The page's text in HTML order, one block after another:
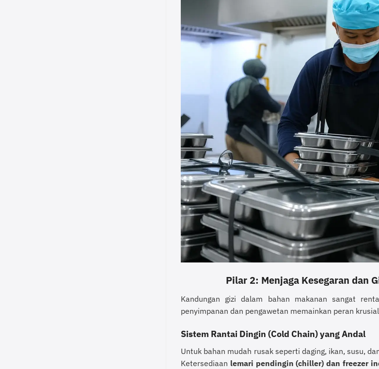
Pilar 2: Menjaga Kesegaran dan
Kandungan gizi dalam bahan makanan sangat
penyimpanan dan pengawetan memainkan peran
Sistem Rantai Dingin (Cold Chain) yang Andal
Untuk bahan mudah rusak seperti daging, ikan, susu,
Ketersediaan lemari pendingin (chiller) dan freezer